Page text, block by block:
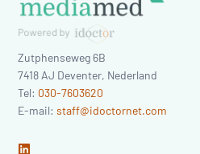
Zutphenseweg 6B
7418 AJ Deventer, Nederland
Tel: 030-7603620
E-mail:staff@idoctornet.com